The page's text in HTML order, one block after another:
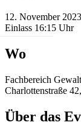
12. November
Einlass 16:15 Uhr
Wo
Fachbereich
Charlottenstraße
Über das